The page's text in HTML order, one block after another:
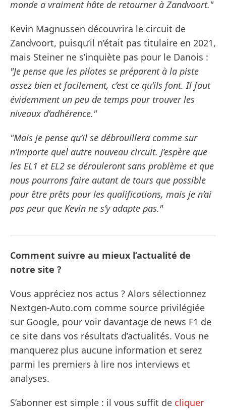
monde a vraiment hâte de retourner à Zandvoort."
Kevin Magnussen découvrira le circuit de
Zandvoort, puisqu’il n’était pas titulaire en 2021,
mais Steiner ne s’inquiète pas pour le Danois :
"Je pense que les pilotes se préparent à la piste
assez bien et facilement, c’est ce qu’ils font. Il faut
évidemment un peu de temps pour trouver les
niveaux d’adhérence."
"Mais je pense qu’il se débrouillera comme sur
n’importe quel autre nouveau circuit. J’espère que
les EL1 et EL2 se dérouleront sans problème et que
nous pourrons faire autant de tours que possible
pour être prêts pour les qualifications, mais je n’ai
pas peur que Kevin ne s’y adapte pas."
Comment suivre au mieux l’actualité de
notre site ?
Vous appréciez nos actus ? Alors sélectionnez
Nextgen-Auto.com comme source privilégiée
sur Google, pour voir davantage de news F1 de
ce site dans vos résultats d’actualités. Vous ne
manquerez plus aucune information et serez
parmi les premiers à lire nos interviews et
analyses.
S’abonner est simple : il vous suffit de cliquer